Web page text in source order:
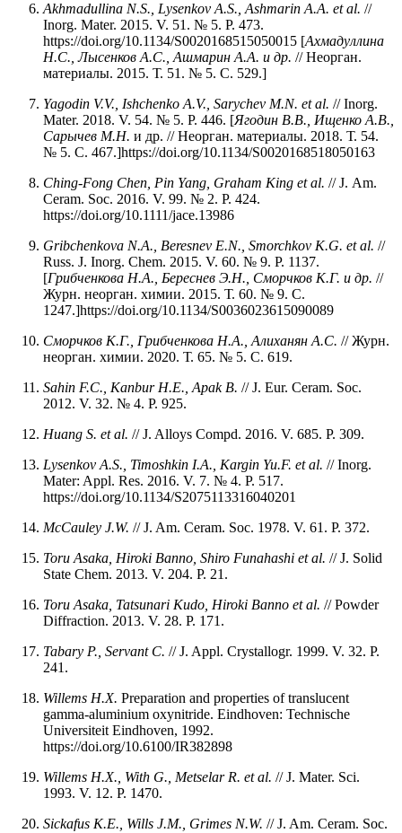
Akhmadullina N.S., Lysenkov A.S., Ashmarin A.A. et al. //
Inorg. Mater. 2015. V. 51. № 5. P. 473.
https://doi.org/10.1134/S0020168515050015 [Ахмадуллина
Н.С., Лысенков А.С., Ашмарин А.А. и др. // Неорган.
материалы. 2015. Т. 51. № 5. С. 529.]
Yagodin V.V., Ishchenko A.V., Sarychev M.N. et al. // Inorg.
Mater. 2018. V. 54. № 5. P. 446. [Ягодин В.В., Ищенко А.В.,
Сарычев М.Н. и др. // Неорган. материалы. 2018. Т. 54.
№ 5. С. 467.]https://doi.org/10.1134/S0020168518050163
Ching-Fong Chen, Pin Yang, Graham King et al. // J. Am.
Ceram. Soc. 2016. V. 99. № 2. P. 424.
https://doi.org/10.1111/jace.13986
Gribchenkova N.A., Beresnev E.N., Smorchkov K.G. et al. //
Russ. J. Inorg. Chem. 2015. V. 60. № 9. P. 1137.
[Грибченкова Н.А., Береснев Э.Н., Сморчков К.Г. и др. //
Журн. неорган. химии. 2015. Т. 60. № 9. С.
1247.]https://doi.org/10.1134/S0036023615090089
Сморчков К.Г., Грибченкова Н.А., Алиханян А.С. // Журн.
неорган. химии. 2020. Т. 65. № 5. С. 619.
Sahin F.C., Kanbur H.E., Apak B. // J. Eur. Ceram. Soc.
2012. V. 32. № 4. P. 925.
Huang S. et al. // J. Alloys Compd. 2016. V. 685. P. 309.
Lysenkov A.S., Timoshkin I.A., Kargin Yu.F. et al. // Inorg.
Mater: Appl. Res. 2016. V. 7. № 4. P. 517.
https://doi.org/10.1134/S2075113316040201
McCauley J.W. // J. Am. Ceram. Soc. 1978. V. 61. P. 372.
Toru Asaka, Hiroki Banno, Shiro Funahashi et al. // J. Solid
State Chem. 2013. V. 204. P. 21.
Toru Asaka, Tatsunari Kudo, Hiroki Banno et al. // Powder
Diffraction. 2013. V. 28. P. 171.
Tabary P., Servant C. // J. Appl. Crystallogr. 1999. V. 32. P.
241.
Willems H.X. Preparation and properties of translucent
gamma-aluminium oxynitride. Eindhoven: Technische
Universiteit Eindhoven, 1992.
https://doi.org/10.6100/IR382898
Willems H.X., With G., Metselar R. et al. // J. Mater. Sci.
1993. V. 12. P. 1470.
Sickafus K.E., Wills J.M., Grimes N.W. // J. Am. Ceram. Soc.